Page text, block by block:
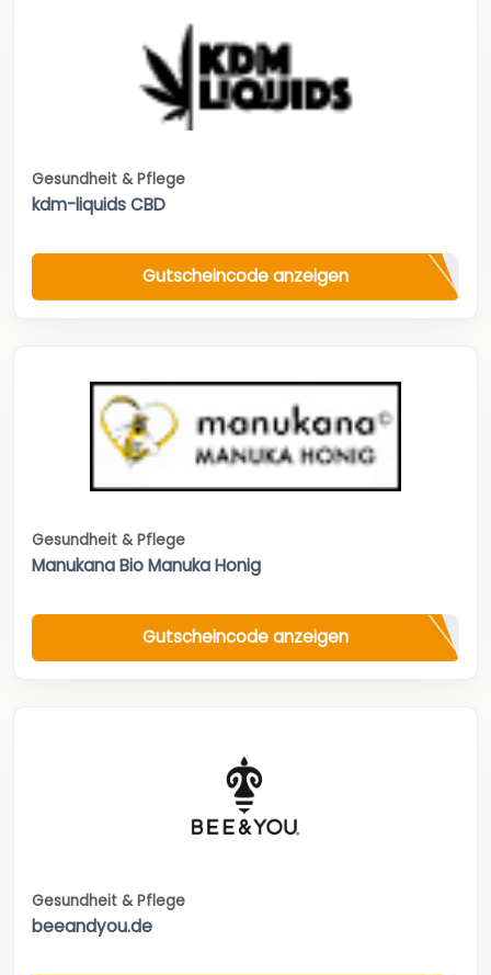
Gesundheit & Pflege
kdm-liquids CBD
Gutscheincode anzeigen
Gesundheit & Pflege
Manukana Bio Manuka Honig
Gutscheincode anzeigen
Gesundheit & Pflege
beeandyou.de